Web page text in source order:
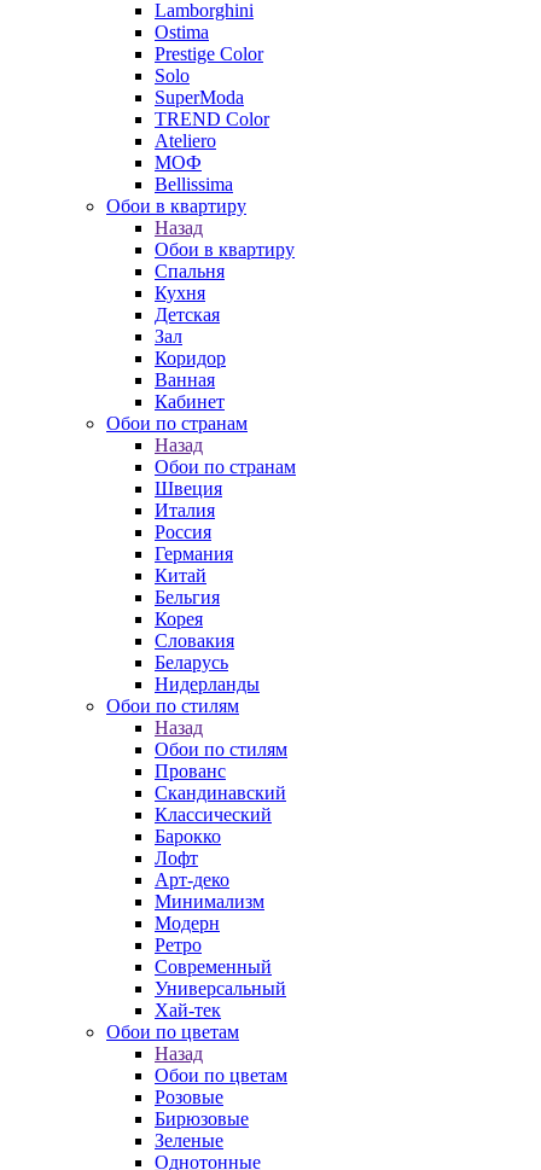
Lamborghini
Ostima
Prestige Color
Solo
SuperModa
TREND Color
Ateliero
МОФ
Bellissima
Обои в квартиру
Назад
Обои в квартиру
Спальня
Кухня
Детская
Зал
Коридор
Ванная
Кабинет
Обои по странам
Назад
Обои по странам
Швеция
Италия
Россия
Германия
Китай
Бельгия
Корея
Словакия
Беларусь
Нидерланды
Обои по стилям
Назад
Обои по стилям
Прованс
Скандинавский
Классический
Барокко
Лофт
Арт-деко
Минимализм
Модерн
Ретро
Современный
Универсальный
Хай-тек
Обои по цветам
Назад
Обои по цветам
Розовые
Бирюзовые
Зеленые
Однотонные